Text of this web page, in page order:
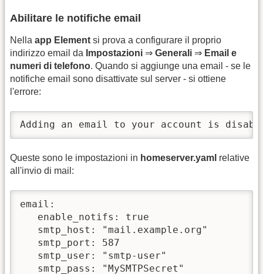
Abilitare le notifiche email
Nella app Element si prova a configurare il proprio
indirizzo email da Impostazioni ⇒ Generali ⇒ Email e
numeri di telefono. Quando si aggiunge una email - se le
notifiche email sono disattivate sul server - si ottiene
l'errore:
Adding an email to your account is
Queste sono le impostazioni in homeserver.yaml relative
all'invio di mail:
email:
   enable_notifs: true
   smtp_host: "mail.example.org"
   smtp_port: 587
   smtp_user: "smtp-user"
   smtp_pass: "MySMTPSecret"